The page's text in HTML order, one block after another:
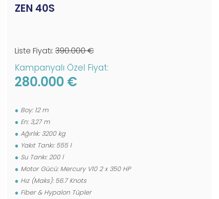
ZEN 40S
Liste Fiyatı: 390.000 €
Kampanyalı Özel Fiyat:
280.000 €
Boy: 12 m
En: 3,27 m
Ağırlık: 3200 kg
Yakıt Tankı: 555 l
Su Tankı: 200 l
Motor Gücü: Mercury V10 2 x 350 HP
Hız (Maks): 56.7 Knots
Fiber & Hypalon Tüpler